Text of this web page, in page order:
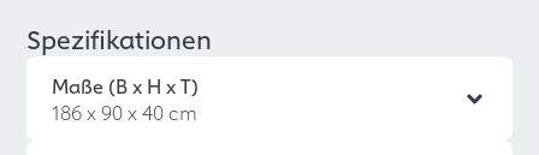
Spezifikationen
Maße (B x H x T)
186 x 90 x 40 cm